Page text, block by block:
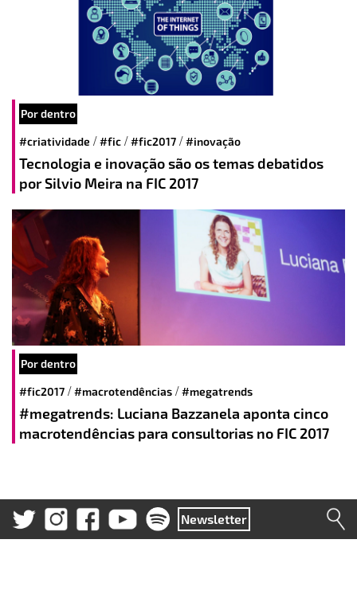
Por dentro
#criatividade /#fic /#fic2017 /#inovação
Tecnologia e inovação são os temas debatidos
por Silvio Meira na FIC 2017
Por dentro
#fic2017 /#macrotendências /#megatrends
#megatrends: Luciana Bazzanela aponta cinco
macrotendências para consultorias no FIC 2017
Newsletter